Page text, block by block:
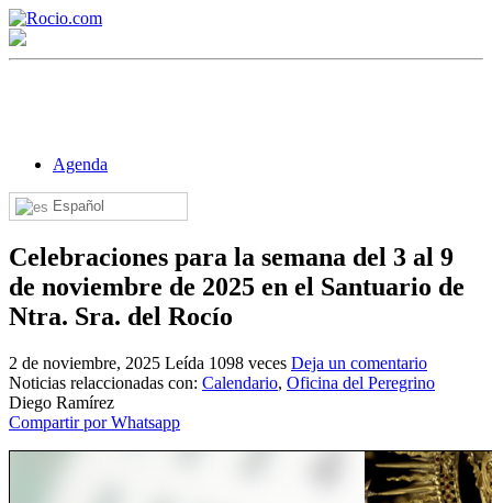
Agenda
Español
Celebraciones para la semana del 3 al 9
de noviembre de 2025 en el Santuario de
Ntra. Sra. del Rocío
2 de noviembre, 2025 Leída 1098 veces Deja un comentario
Noticias relaccionadas con: Calendario, Oficina del Peregrino
Diego Ramírez
Compartir por Whatsapp
¡Bienvenido! Soy el asistente virtual de rocio.com.
¿En qué puedo ayudarte?
Historia de la Virgen del Rocío
¿Cuándo es la romería del Rocío?
¿Cuántas hermandades participan en la romería?